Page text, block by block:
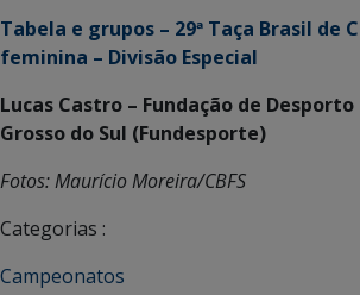
Tabela e grupos – 29ª Taça Brasil de
feminina – Divisão Especial
Lucas Castro – Fundação de
Grosso do Sul (Fundesporte)
Fotos: Maurício Moreira/CBFS
Categorias :
Campeonatos